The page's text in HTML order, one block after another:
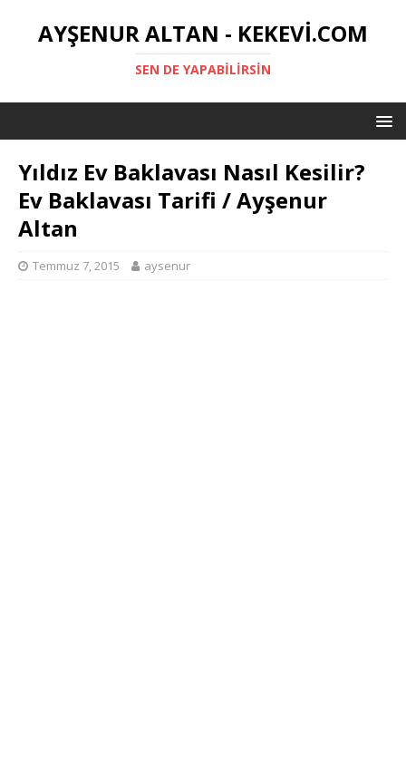
AYŞENUR ALTAN - KEKEVI.COM
SEN DE YAPABILIRSIN
Yıldız Ev Baklavası Nasıl Kesilir?
Ev Baklavası Tarifi / Ayşenur
Altan
Temmuz 7, 2015 aysenur